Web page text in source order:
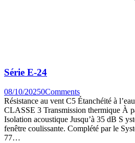
Série E-24
08/10/20250Comments
Résistance au vent C5 Étanchéité à
CLASSE 3 Transmission thermique À
Isolation acoustique Jusqu’à 35 dB S
fenêtre coulissante. Complété par le
77…